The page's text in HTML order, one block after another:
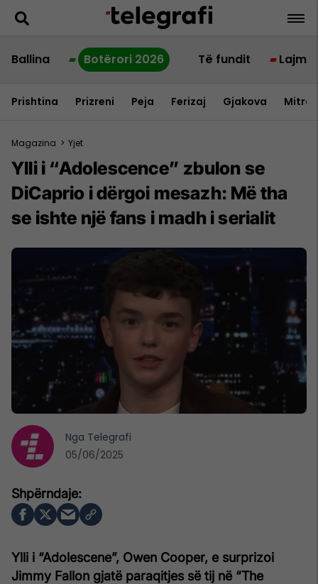
Ballina Botërori 2026 Të fundit Lajme
Prishtina Prizreni Peja Ferizaj Gjakova
Magazina > Yjet
Ylli i “Adolescence” zbulon se
DiCaprio i dërgoi mesazh: Më tha
se ishte një fans i madh i serialit
Ylli i “Adolescene”, Owen Cooper, e surprizoi
Jimmy Fallon gjatë paraqitjes së tij në “The
Nga Telegrafi
05/06/2025